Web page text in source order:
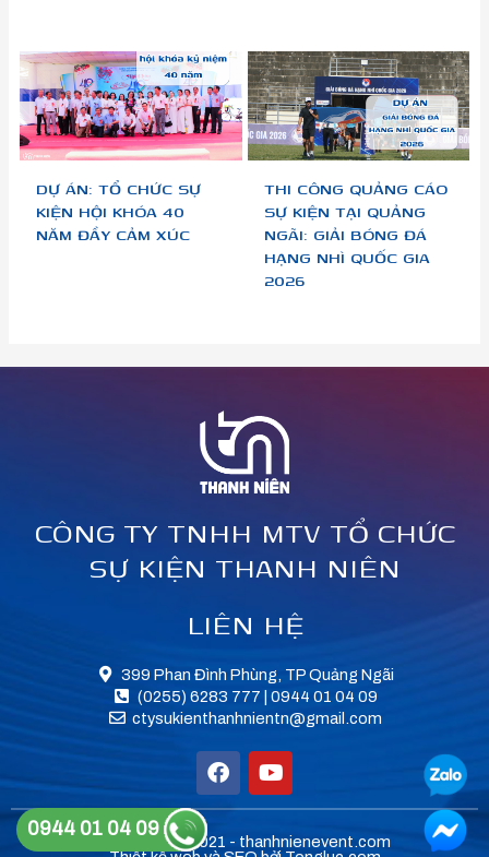
DỰ ÁN: TỔ CHỨC SỰ
KIỆN HỘI KHÓA 40
NĂM ĐẦY CẢM XÚC
THI CÔNG QUẢNG CÁO
SỰ KIỆN TẠI QUẢNG
NGÃI: GIẢI BÓNG ĐÁ
HẠNG NHÌ QUỐC GIA
2026
0944 01 04 09
CÔNG TY TNHH MTV TỔ CHỨC
SỰ KIỆN THANH NIÊN
LIÊN HỆ
399 Phan Đình Phùng, TP Quảng Ngãi
(0255) 6283 777 | 0944 01 04 09
ctysukienthanhnientn@gmail.com
F
a
c
b
Y
o
u
u
Copyright © 2021 - thanhnienevent.com